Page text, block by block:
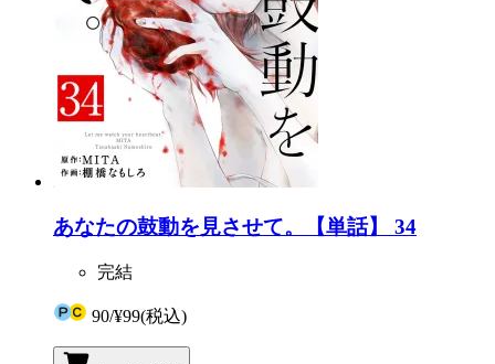
あなたの鼓動を見させて。【単話】 34
完結
90/¥99(税込)